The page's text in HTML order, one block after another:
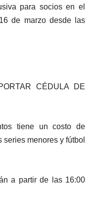
para socios en el
de marzo desde las
CÉDULA DE
tiene un costo de
menores y fútbol
a partir de las 16:00